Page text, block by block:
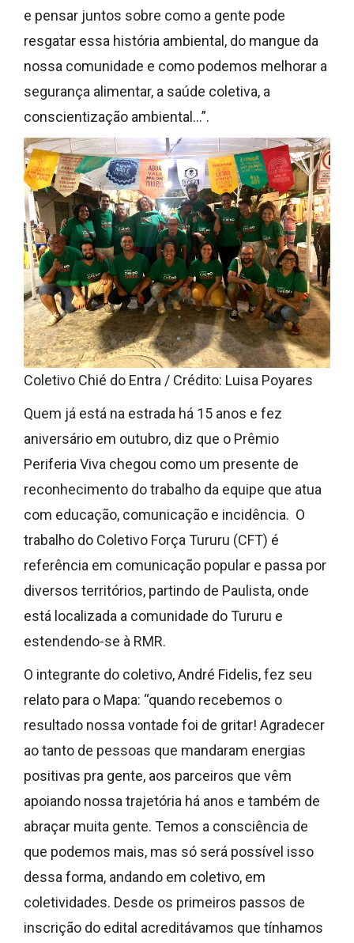
e pensar juntos sobre como a gente pode
resgatar essa história ambiental, do mangue da
nossa comunidade e como podemos melhorar a
segurança alimentar, a saúde coletiva, a
conscientização ambiental…”.
Coletivo Chié do Entra / Crédito: Luisa Poyares
Quem já está na estrada há 15 anos e fez
aniversário em outubro, diz que o Prêmio
Periferia Viva chegou como um presente de
reconhecimento do trabalho da equipe que atua
com educação, comunicação e incidência. O
trabalho do Coletivo Força Tururu (CFT) é
referência em comunicação popular e passa por
diversos territórios, partindo de Paulista, onde
está localizada a comunidade do Tururu e
estendendo-se à RMR.
O integrante do coletivo, André Fidelis, fez seu
relato para o Mapa: “quando recebemos o
resultado nossa vontade foi de gritar! Agradecer
ao tanto de pessoas que mandaram energias
positivas pra gente, aos parceiros que vêm
apoiando nossa trajetória há anos e também de
abraçar muita gente. Temos a consciência de
que podemos mais, mas só será possível isso
dessa forma, andando em coletivo, em
coletividades. Desde os primeiros passos de
inscrição do edital acreditávamos que tínhamos